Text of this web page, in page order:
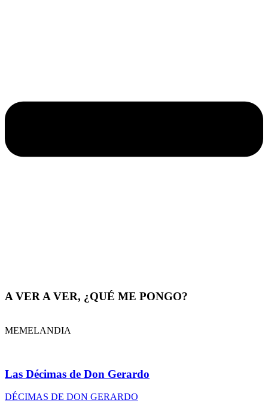
A VER A VER, ¿QUÉ ME PONGO?
MEMELANDIA
Las Décimas de Don Gerardo
DÉCIMAS DE DON GERARDO